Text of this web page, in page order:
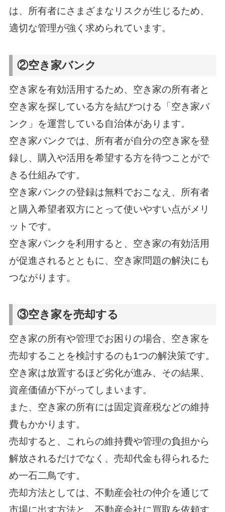
は、所有者にさまざまなリスクが生じるため、
適切な管理が強く求められています。
②空き家バンク
空き家を有効活用するため、空き家の所有者と
空き家を探している方を結びつける「空き家バ
ンク」を運営している自治体があります。
空き家バンクでは、所有者が自分の空き家を登
録し、購入や活用を希望する方を待つことがで
きる仕組みです。
空き家バンクの登録は無料でおこなえ、所有者
と購入希望者双方にとって使いやすい点がメリ
ットです。
空き家バンクを利用すると、空き家の有効活用
が促進されるとともに、空き家問題の解決にも
つながります。
③空き家を売却する
空き家の所有や管理でお困りの場合、空き家を
売却することを検討するのも1つの解決策です。
空き家は放置するほど劣化が進み、その結果、
資産価値が下がってしまいます。
また、空き家の所有には固定資産税などの維持
費もかかります。
売却すると、これらの維持費や管理の負担から
解放されるだけでなく、売却代金も得られるた
め一石二鳥です。
売却方法としては、不動産会社の仲介を通じて
市場に出す方法と、不動産会社に買取を依頼す